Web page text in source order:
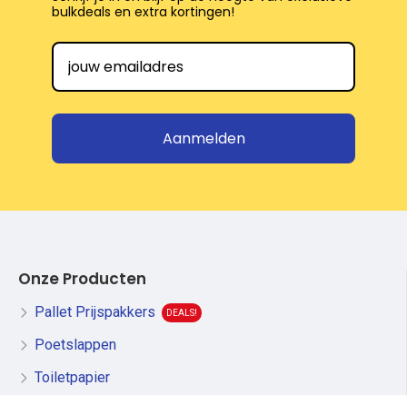
bulkdeals en extra kortingen!
Aanmelden
Onze Producten
Pallet Prijspakkers DEALS!
Poetslappen
Toiletpapier